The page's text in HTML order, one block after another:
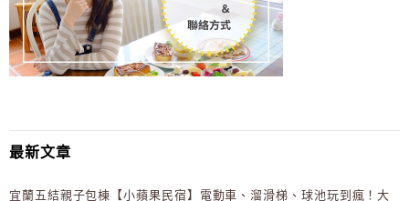
最新文章
宜蘭五結親子包棟【小蘋果民宿】電動車、溜滑梯、球池玩到瘋！大